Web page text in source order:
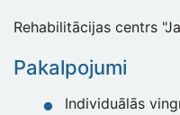
Rehabilitācijas centrs
Pakalpojumi
Individuālās